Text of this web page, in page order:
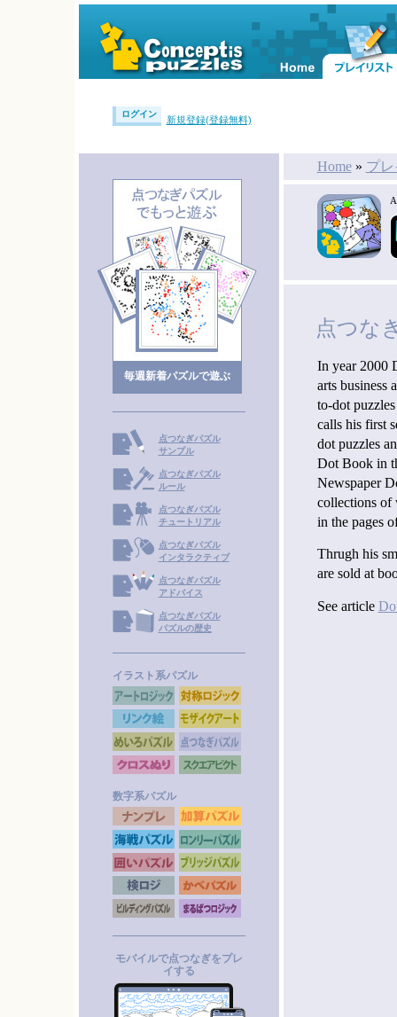
ログイン
新規登録(登録無料)
毎週新着パズルで遊ぶ
点つなぎパズル
サンプル
点つなぎパズル
ルール
点つなぎパズル
チュートリアル
点つなぎパズル
インタラクティブ
点つなぎパズル
アドバイス
点つなぎパズル
パズルの歴史
イラスト系パズル
数字系パズル
モバイルで点つなぎをプレ
イする
Home » プ
点つな
In year 2000
arts business
to-dot
calls his first
dot puzzles
Dot Book in
Newspaper
collections of
in the pages
Thrugh his
are sold at
See article